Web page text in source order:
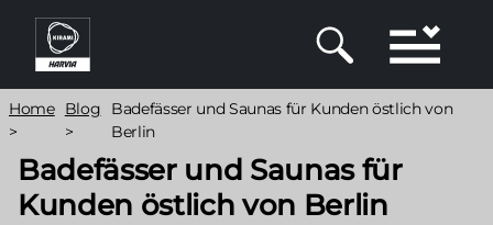
Direkt
Inhalt
Pfadnavigation
Home
>
Blog
>
Badefässer und Saunas für Kunden östlich von
Berlin
Badefässer und Saunas für
Kunden östlich von Berlin